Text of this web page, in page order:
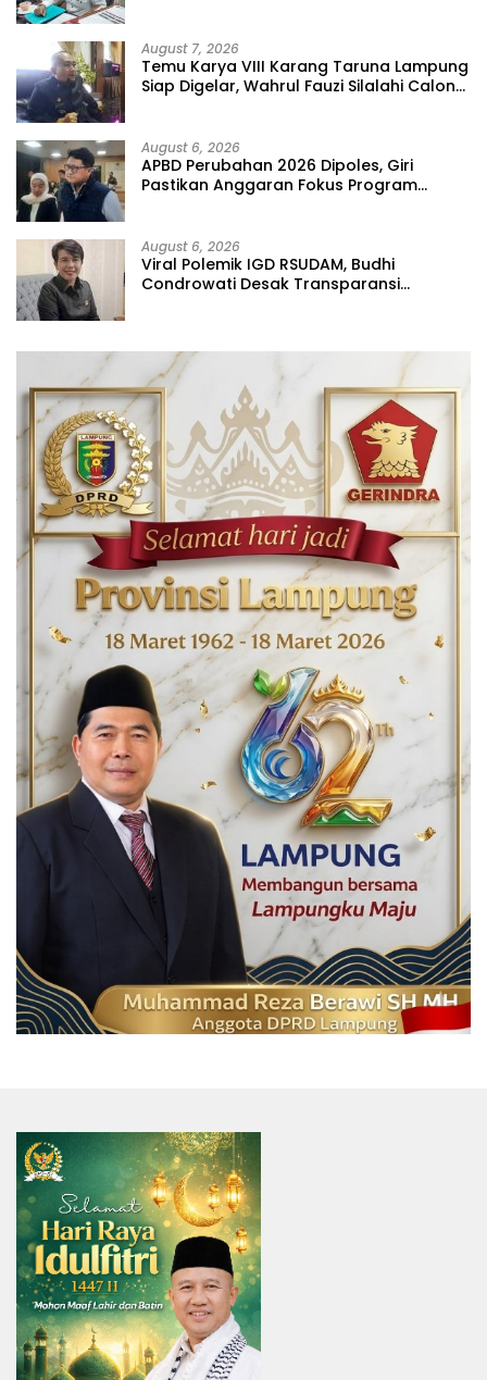
August 7, 2026
Temu Karya VIII Karang Taruna Lampung
Siap Digelar, Wahrul Fauzi Silalahi Calon
August 6, 2026
APBD Perubahan 2026 Dipoles, Giri
Pastikan Anggaran Fokus Program
August 6, 2026
Viral Polemik IGD RSUDAM, Budhi
Condrowati Desak Transparansi